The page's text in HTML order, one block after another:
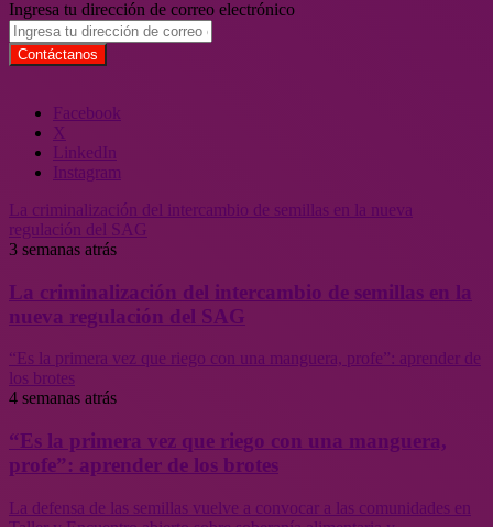
Ingresa tu dirección de correo electrónico
Facebook
X
LinkedIn
Instagram
La criminalización del intercambio de semillas en la nueva
regulación del SAG
3 semanas atrás
La criminalización del intercambio de semillas en la
nueva regulación del SAG
“Es la primera vez que riego con una manguera, profe”: aprender de
los brotes
4 semanas atrás
“Es la primera vez que riego con una manguera,
profe”: aprender de los brotes
La defensa de las semillas vuelve a convocar a las comunidades en